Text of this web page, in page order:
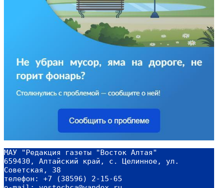
МАУ "Редакция газеты "Восток Алтая"
659430, Алтайский край, с. Целинное, ул.
Советская, 38
телефон: +7 (38596) 2-15-65